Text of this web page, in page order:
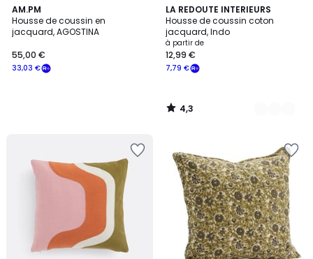
AM.PM
Housse de coussin en
jacquard, AGOSTINA
33,03 €
55,00 €
LA REDOUTE INTERIEURS
Housse de coussin coton
jacquard, Indo
à partir de
7,79 €
12,99 €
4,3
/ 5
4
Couleurs
4,3
/